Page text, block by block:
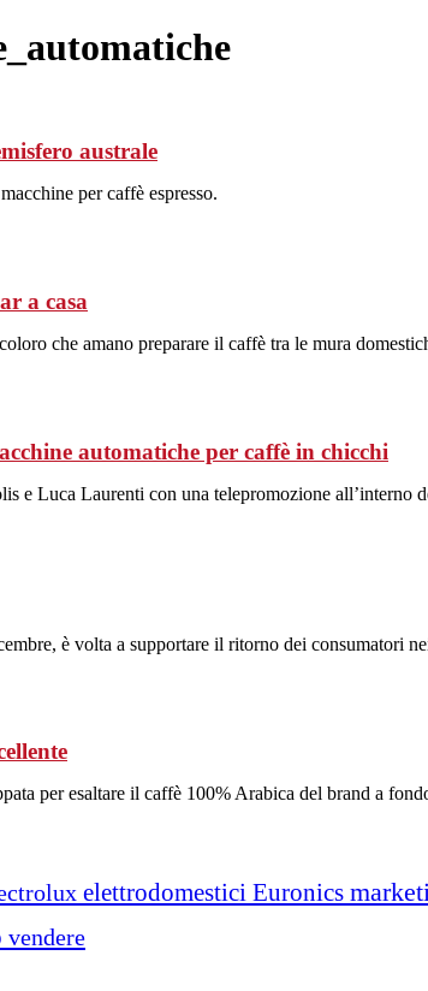
australe
per caffè espresso.
a casa
che amano preparare il caffè tra le mura
automatiche per caffè in chicchi
e Luca Laurenti con una telepromozione
è volta a supportare il ritorno dei consumatori
per esaltare il caffè 100% Arabica del brand a
elettrodomestici Euronics
vendere